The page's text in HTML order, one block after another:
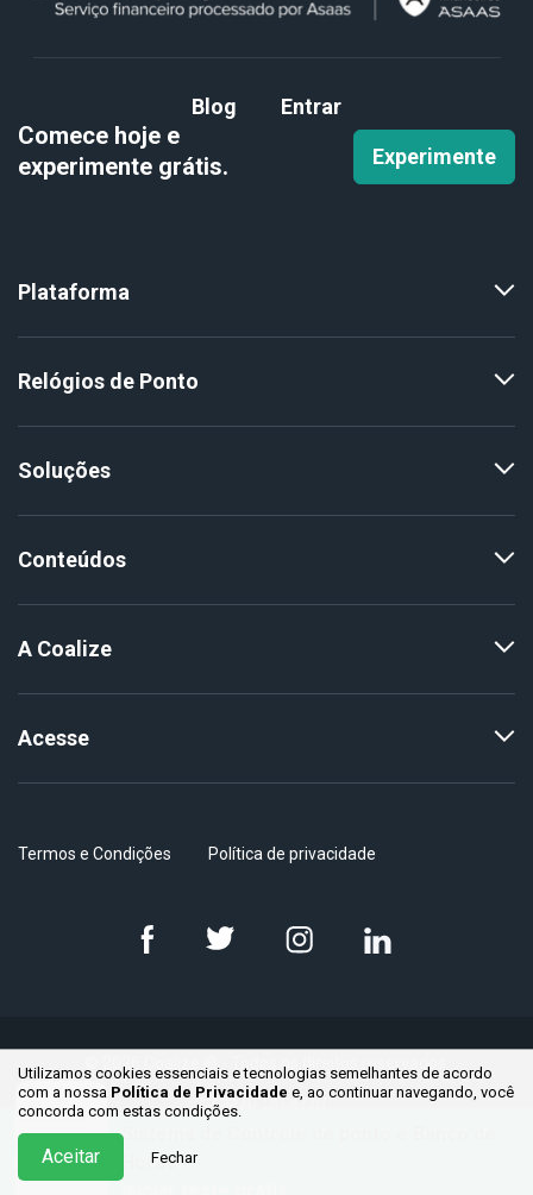
Sistema de Controle de ponto e Banco de
Horas
Blog Entrar
Comece hoje e
experimente grátis. Experimente
Plataforma
Relógios de Ponto
Soluções
Conteúdos
A Coalize
Acesse
Termos e Condições Política de privacidade
© 2026 Coalize ® - Todos os direitos reservados.
Utilizamos cookies essenciais e tecnologias semelhantes de acordo
com a nossa Política de Privacidade e, ao continuarnavegando, você
concorda com estas condições.
Aceitar Fechar